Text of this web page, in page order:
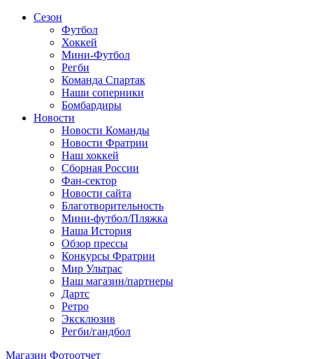
Сезон
Футбол
Хоккей
Мини-Футбол
Регби
Команда Спартак
Наши соперники
Бомбардиры
Новости
Новости Команды
Новости Фратрии
Наш хоккей
Сборная России
Фан-cектор
Новости сайта
Благотворительность
Мини-футбол/Пляжка
Наша История
Обзор прессы
Конкурсы Фратрии
Мир Ультрас
Наш магазин/партнеры
Дартс
Ретро
Эксклюзив
Регби/гандбол
Магазин Фотоотчет